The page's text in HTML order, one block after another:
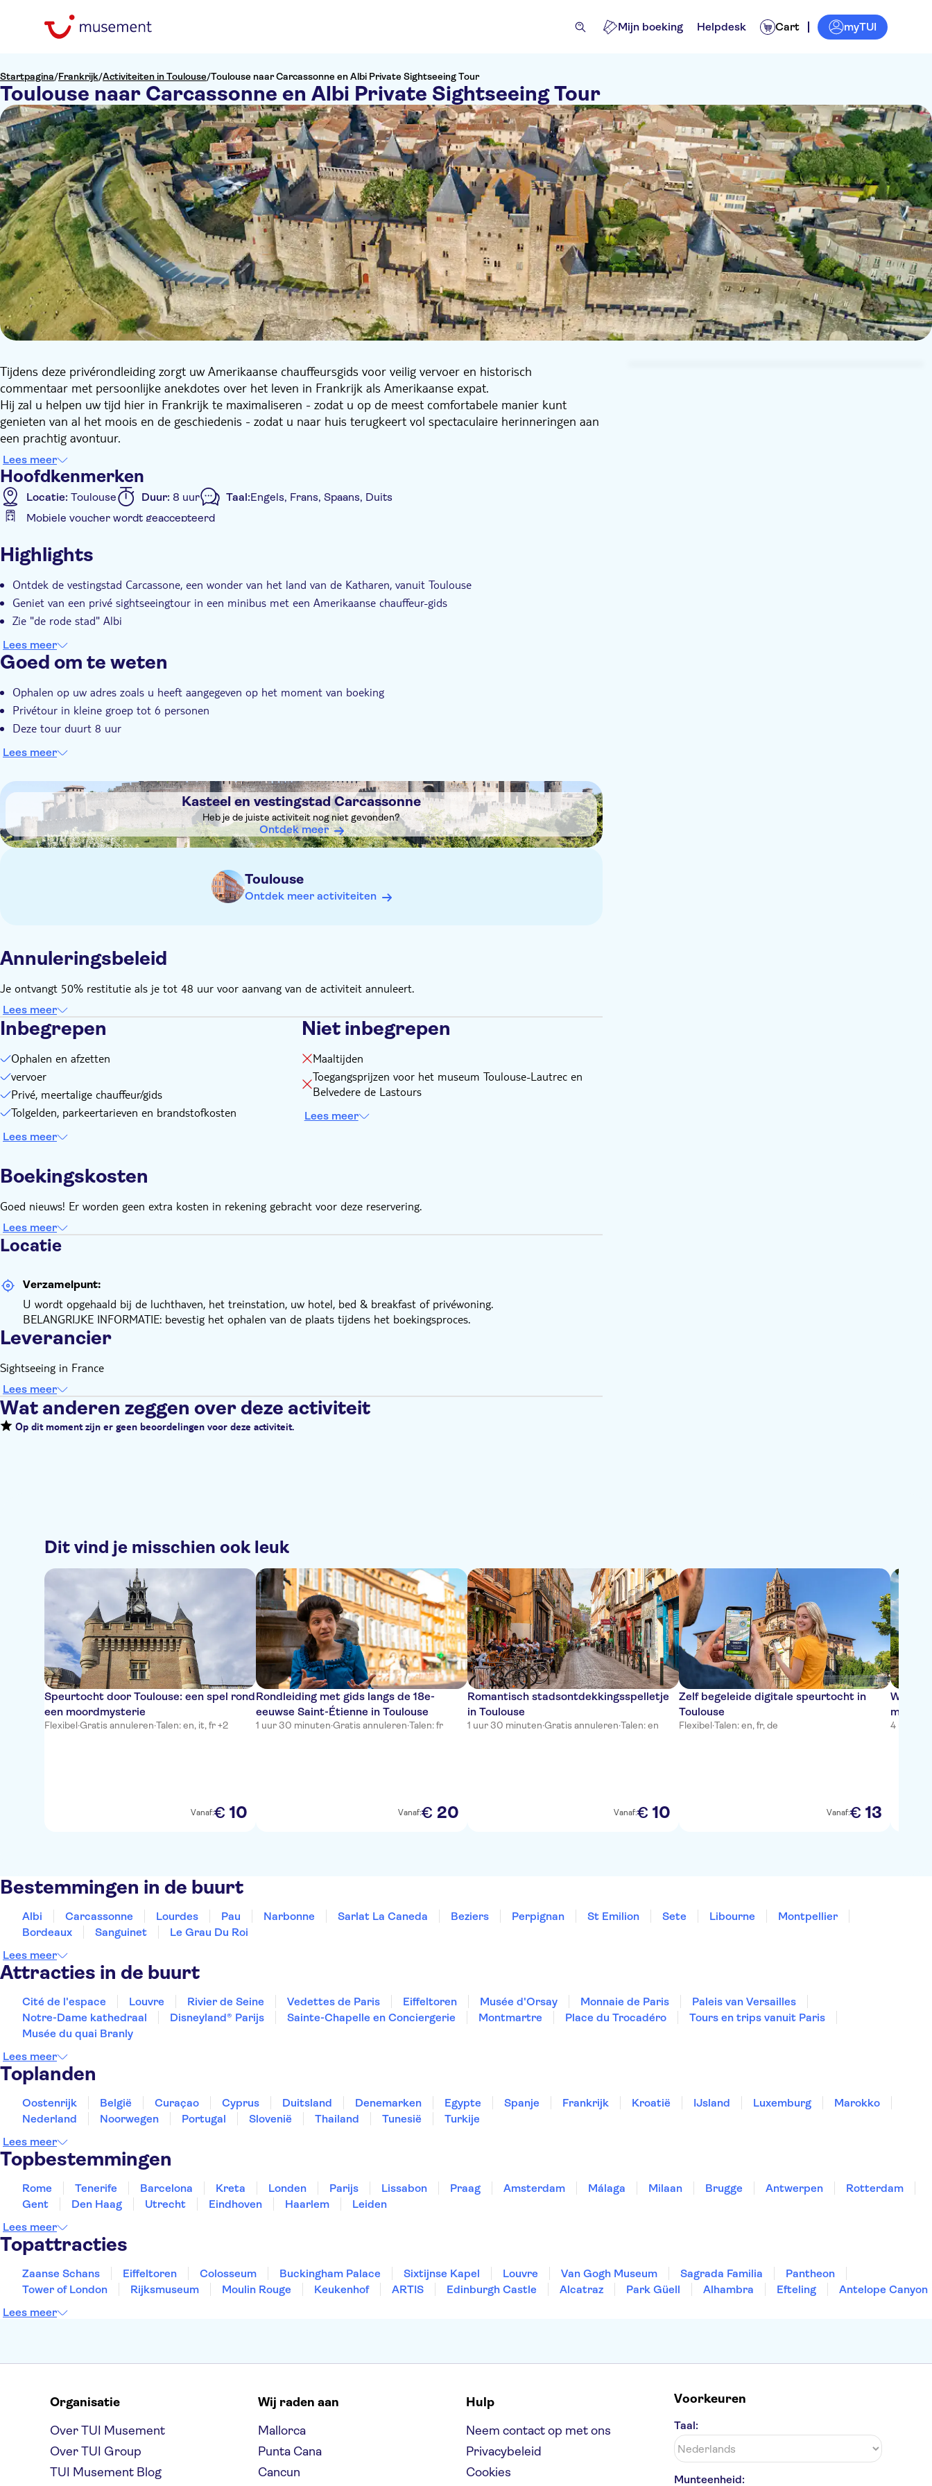
Mijn boeking Helpdesk Cart myTUI
Startpagina/Frankrijk/Activiteiten in Toulouse/Toulouse naar Carcassonne en Albi Private Sightseeing Tour
Toulouse naar Carcassonne en Albi Private Sightseeing Tour
Tijdens deze privérondleiding zorgt uw Amerikaanse chauffeursgids voor veilig vervoer en historisch
commentaar met persoonlijke anekdotes over het leven in Frankrijk als Amerikaanse expat.
Hij zal u helpen uw tijd hier in Frankrijk te maximaliseren - zodat u op de meest comfortabele manier kunt
genieten van al het moois en de geschiedenis - zodat u naar huis terugkeert vol spectaculaire herinneringen aan
een prachtig avontuur.
Tijdens deze dagexcursie ontdekt u de beroemde vestingstad Carcassonne, de 4 kleine kastelen van Lastours en
de rode stad Albi.
Lees meer
Hoofdkenmerken
Locatie: Toulouse Duur: 8 uur Taal:Engels, Frans, Spaans, Duits
Mobiele voucher wordt geaccepteerd
Instant confirmation
Highlights
Ontdek de vestingstad Carcassone, een wonder van het land van de Katharen, vanuit Toulouse
Geniet van een privé sightseeingtour in een minibus met een Amerikaanse chauffeur-gids
Zie "de rode stad" Albi
Lees meer
Goed om te weten
Ophalen op uw adres zoals u heeft aangegeven op het moment van boeking
Privétour in kleine groep tot 6 personen
Deze tour duurt 8 uur
Lees meer
DSA1Kasteel en vestingstad Carcassonne
Kasteel en vestingstad Carcassonne
Heb je de juiste activiteit nog niet gevonden?
Ontdek meer
Toulouse
Ontdek meer activiteiten
Annuleringsbeleid
Je ontvangt 50% restitutie als je tot 48 uur voor aanvang van de activiteit annuleert.
Lees meer
Inbegrepen
Ophalen en afzetten
vervoer
Privé, meertalige chauffeur/gids
Tolgelden, parkeertarieven en brandstofkosten
Lees meer
Niet inbegrepen
Maaltijden
Toegangsprijzen voor het museum Toulouse-Lautrec en
Belvedere de Lastours
Lees meer
Boekingskosten
Goed nieuws! Er worden geen extra kosten in rekening gebracht voor deze reservering.
Lees meer
Locatie
Verzamelpunt:
U wordt opgehaald bij de luchthaven, het treinstation, uw hotel, bed & breakfast of privéwoning.
BELANGRIJKE INFORMATIE: bevestig het ophalen van de plaats tijdens het boekingsproces.
Leverancier
Sightseeing in France
Lees meer
Wat anderen zeggen over deze activiteit
Op dit moment zijn er geen beoordelingen voor deze activiteit.
Dit vind je misschien ook leuk
Speurtocht door Toulouse: een spel rond
een moordmysterie
Flexibel·Gratis annuleren·Talen: en, it, fr +2
Vanaf:€ 10
Rondleiding met gids langs de 18e-
eeuwse Saint-Étienne in Toulouse
1 uur 30 minuten·Gratis annuleren·Talen: fr
Vanaf:€ 20
Romantisch stadsontdekkingsspelletje
in Toulouse
1 uur 30 minuten·Gratis annuleren·Talen: en
Vanaf:€ 10
Zelf begeleide digitale speurtocht in
Toulouse
Flexibel·Talen: en, fr, de
Vanaf:€ 13
met
4 uur
Bestemmingen in de buurt
Albi Carcassonne Lourdes Pau Narbonne Sarlat La Caneda Beziers Perpignan St Emilion Sete Libourne
Montpellier
Bordeaux
Sanguinet
Le Grau Du Roi
Lees meer
Attracties in de buurt
Cité de l'espace Louvre Rivier de Seine Vedettes de Paris Eiffeltoren Musée d'Orsay Monnaie de Paris
Paleis van Versailles
Notre-Dame kathedraal
Disneyland® Parijs Sainte-Chapelle en Conciergerie Montmartre Place du Trocadéro
Tours en trips vanuit Paris
Musée du quai Branly
Lees meer
Toplanden
Oostenrijk België Curaçao Cyprus Duitsland Denemarken Egypte Spanje Frankrijk Kroatië IJsland Luxemburg
Marokko
Nederland
Noorwegen Portugal Slovenië Thailand Tunesië
Turkije
Lees meer
Topbestemmingen
Rome Tenerife Barcelona Kreta Londen Parijs Lissabon Praag Amsterdam Málaga Milaan Brugge Antwerpen
Rotterdam
Gent
Den Haag Utrecht Eindhoven Haarlem
Leiden
Lees meer
Topattracties
Zaanse Schans Eiffeltoren Colosseum Buckingham Palace Sixtijnse Kapel Louvre Van Gogh Museum Sagrada Familia
Pantheon
Tower of London
Rijksmuseum Moulin Rouge Keukenhof ARTIS Edinburgh Castle Alcatraz Park Güell Alhambra Efteling
Antelope Canyon
Lees meer
Organisatie
Over TUI Musement
Over TUI Group
TUI Musement Blog
Wij raden aan
Mallorca
Punta Cana
Cancun
Hulp
Neem contact op met ons
Privacybeleid
Cookies
Voorkeuren
Taal:
Munteenheid: